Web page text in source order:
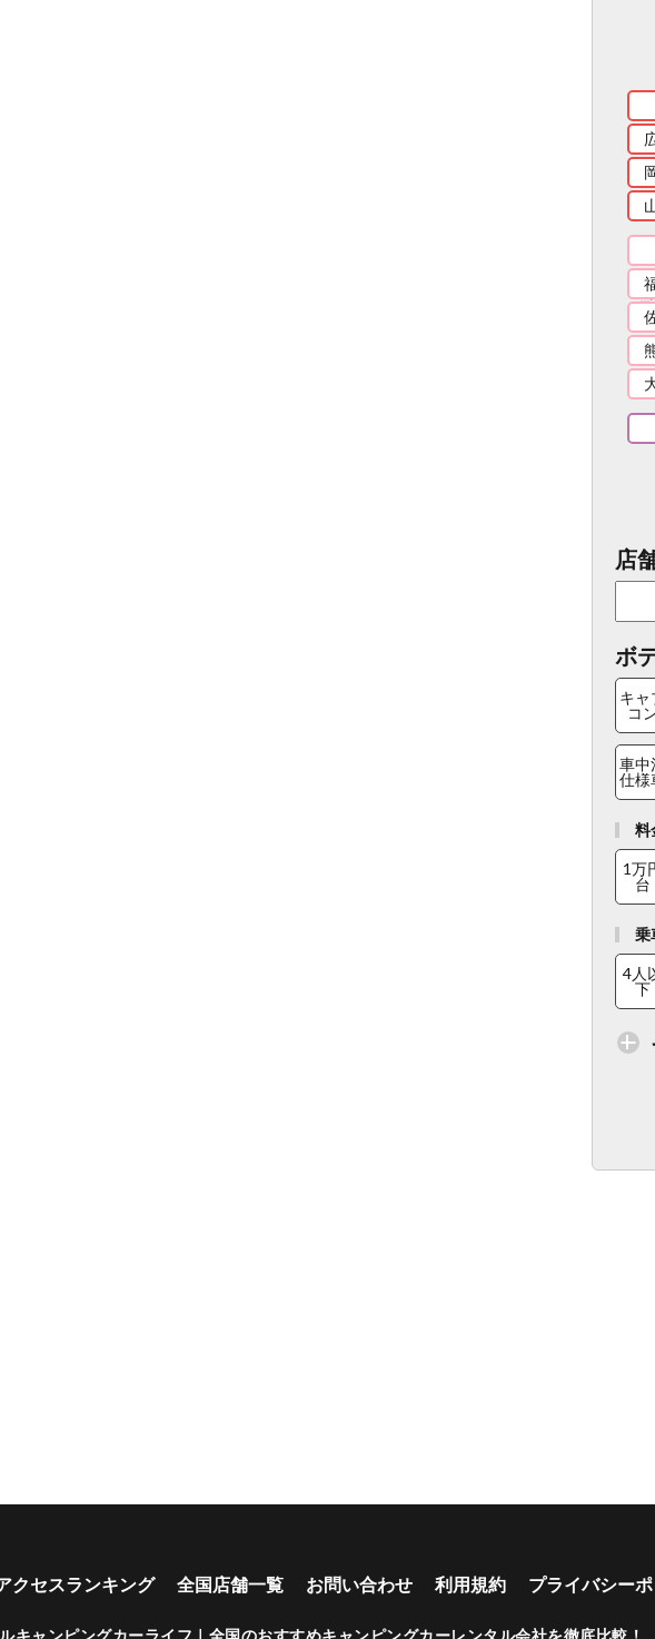
店
ボ
キャ
コ
車中
仕様
料
1万
台
乗
4人
下
ー預
ス利用
クセスランキング 全国店舗一覧 お問い合わせ 利用規約 プライバシー
キャンピングカーライフ｜全国のおすすめキャンピングカーレンタル会社を徹底比較！